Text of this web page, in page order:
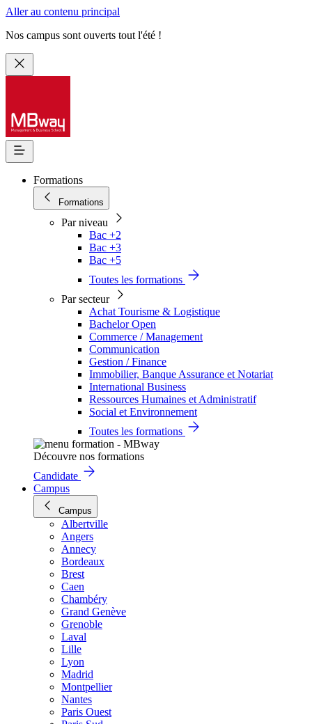
Aller au contenu principal
Nos campus sont ouverts tout l'été !
Formations
Formations
Par niveau
Bac +2
Bac +3
Bac +5
Toutes les formations
Par secteur
Achat Tourisme & Logistique
Bachelor Open
Commerce / Management
Communication
Gestion / Finance
Immobilier, Banque Assurance et Notariat
International Business
Ressources Humaines et Administratif
Social et Environnement
Toutes les formations
Découvre nos formations
Candidate
Campus
Campus
Albertville
Angers
Annecy
Bordeaux
Brest
Caen
Chambéry
Grand Genève
Grenoble
Laval
Lille
Lyon
Madrid
Montpellier
Nantes
Paris Ouest